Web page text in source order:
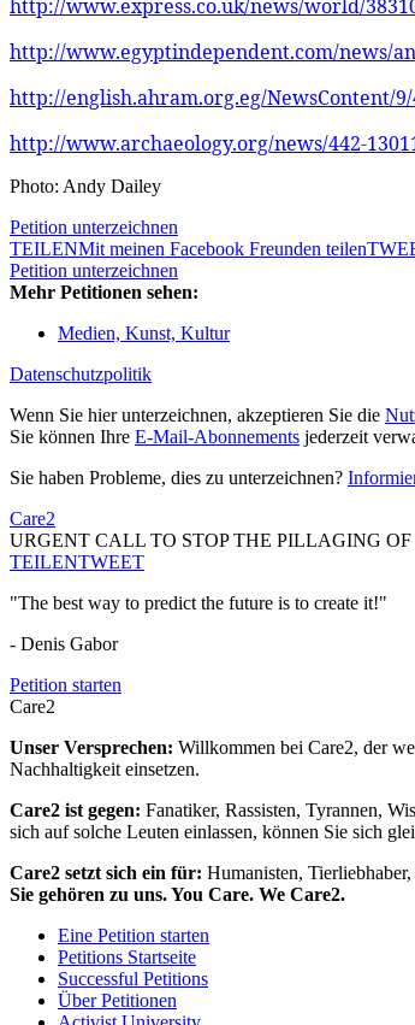
http://www.express.co.uk/news/world/
http://www.egyptindependent.com/news/
http://english.ahram.org.eg/NewsContent/
http://www.archaeology.org/news/442-
Photo: Andy Dailey
Petition unterzeichnen
TEILENMit meinen Facebook Freunden teilen
Petition unterzeichnen
Mehr Petitionen sehen:
Medien, Kunst, Kultur
Datenschutzpolitik
Wenn Sie hier unterzeichnen, akzeptieren Sie die
Sie können Ihre E-Mail-Abonnements jederzeit
Sie haben Probleme, dies zu unterzeichnen?
Care2
URGENT CALL TO STOP THE PILLAGING
TEILENTWEET
"The best way to predict the future is to create it!"
- Denis Gabor
Petition starten
Care2
Unser Versprechen: Willkommen bei Care2, der
Nachhaltigkeit einsetzen.
Care2 ist gegen: Fanatiker, Rassisten, Tyrannen,
sich auf solche Leuten einlassen, können Sie sich
Care2 setzt sich ein für: Humanisten,
Sie gehören zu uns. You Care. We Care2.
Eine Petition starten
Petitions Startseite
Successful Petitions
Über Petitionen